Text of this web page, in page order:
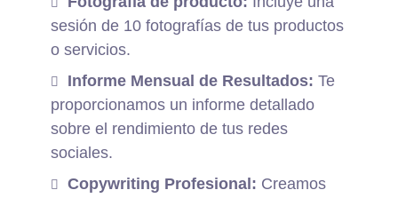
sesión de 10 fotografías de tus productos
o servicios.
Informe Mensual de Resultados: Te
proporcionamos un informe detallado
sobre el rendimiento de tus redes
sociales.
Copywriting Profesional: Creamos